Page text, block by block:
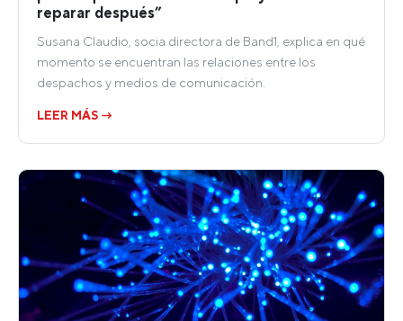
reparar después”
Susana Claudio, socia directora de Band1, explica en qué
momento se encuentran las relaciones entre los
despachos y medios de comunicación.
LEER MÁS →